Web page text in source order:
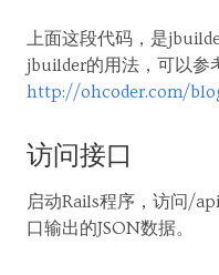
上面这段代码，是
jbuilder的用法，可以参
http://ohcoder.com/
访问接口
启动Rails程序，访问/
口输出的JSON数据。